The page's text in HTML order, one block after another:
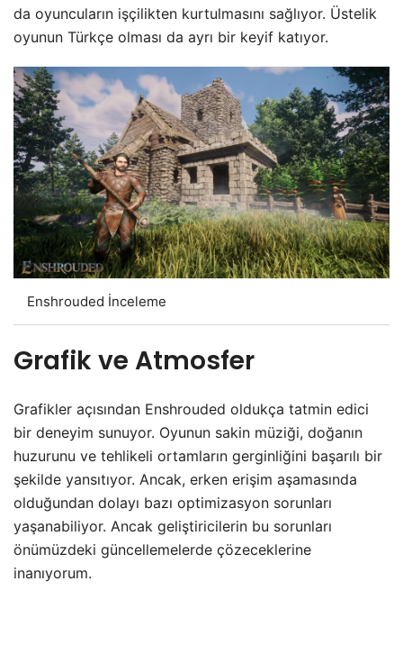
da oyuncuların işçilikten kurtulmasını sağlıyor. Üstelik
oyunun Türkçe olması da ayrı bir keyif katıyor.
Enshrouded İnceleme
Grafik ve Atmosfer
Grafikler açısından Enshrouded oldukça tatmin edici
bir deneyim sunuyor. Oyunun sakin müziği, doğanın
huzurunu ve tehlikeli ortamların gerginliğini başarılı bir
şekilde yansıtıyor. Ancak, erken erişim aşamasında
olduğundan dolayı bazı optimizasyon sorunları
yaşanabiliyor. Ancak geliştiricilerin bu sorunları
önümüzdeki güncellemelerde çözeceklerine
inanıyorum.